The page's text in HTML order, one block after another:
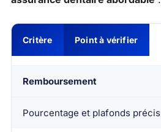
Critère Point à vérifier
Remboursement
Pourcentage et plafonds précis